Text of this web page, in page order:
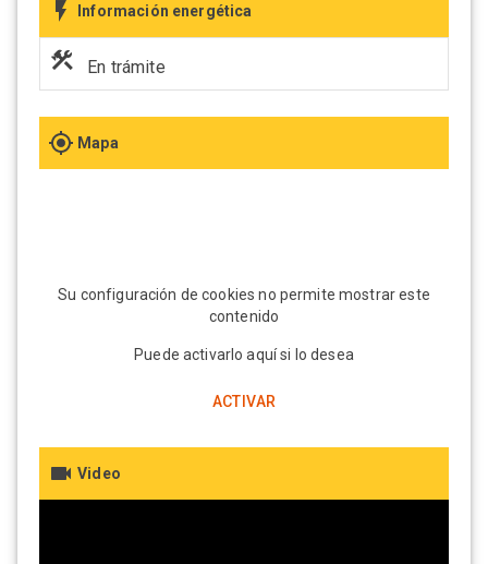
Información energética
En trámite
Mapa
Su configuración de cookies no permite mostrar este
contenido
Puede activarlo aquí si lo desea
ACTIVAR
Video